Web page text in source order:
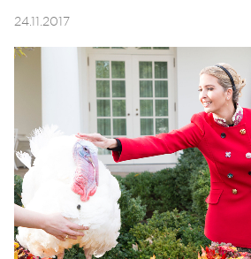
24.11.2017